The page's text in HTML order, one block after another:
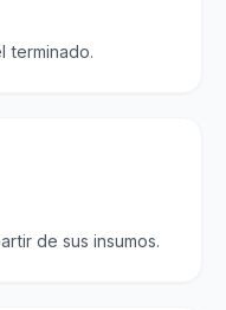
terminado.
de sus insumos.